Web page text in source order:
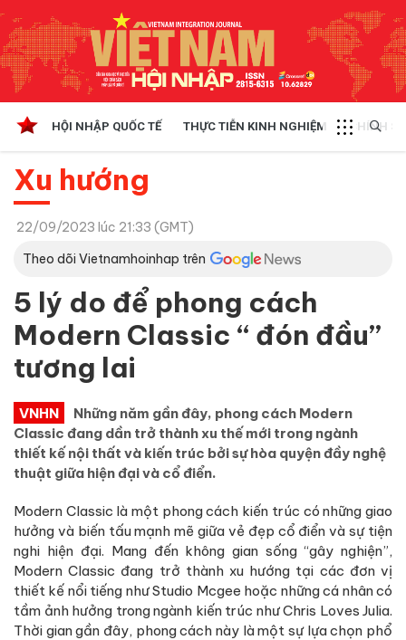
HỘI NHẬP QUỐC TẾ THỰC TIỄN KINH NGHIỆM CHÍNH
Xu hướng
22/09/2023 lúc 21:33 (GMT)
Theo dõi Vietnamhoinhap trên
5 lý do để phong cách
Modern Classic “ đón đầu”
tương lai
VNHN
Những năm gần đây, phong cách Modern
Classic đang dần trở thành xu thế mới trong ngành
thiết kế nội thất và kiến trúc bởi sự hòa quyện đầy nghệ
thuật giữa hiện đại và cổ điển.
Modern Classic là một phong cách kiến trúc có những giao
hưởng và biến tấu mạnh mẽ giữa vẻ đẹp cổ điển và sự tiện
nghi hiện đại. Mang đến không gian sống “gây nghiện”,
Modern Classic đang trở thành xu hướng tại các đơn vị
thiết kế nổi tiếng như Studio Mcgee hoặc những cá nhân có
tầm ảnh hưởng trong ngành kiến trúc như Chris Loves Julia.
Thời gian gần đây, phong cách này là một sự lựa chọn phổ